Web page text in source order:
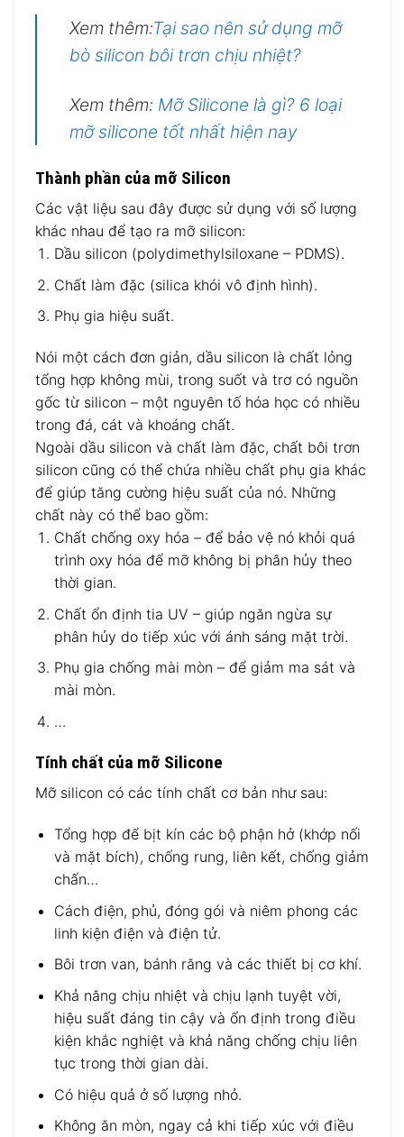
Xem thêm:Tại sao nên sử dụng mỡ
bò silicon bôi trơn chịu nhiệt?
Xem thêm: Mỡ Silicone là gì? 6 loại
mỡ silicone tốt nhất hiện nay
Thành phần của mỡ Silicon
Các vật liệu sau đây được sử dụng với số lượng
khác nhau để tạo ra mỡ silicon:
Dầu silicon (polydimethylsiloxane – PDMS).
Chất làm đặc (silica khói vô định hình).
Phụ gia hiệu suất.
Nói một cách đơn giản, dầu silicon là chất lỏng
tổng hợp không mùi, trong suốt và trơ có nguồn
gốc từ silicon – một nguyên tố hóa học có nhiều
trong đá, cát và khoáng chất.
Ngoài dầu silicon và chất làm đặc, chất bôi trơn
silicon cũng có thể chứa nhiều chất phụ gia khác
để giúp tăng cường hiệu suất của nó. Những
chất này có thể bao gồm:
Chất chống oxy hóa – để bảo vệ nó khỏi quá
trình oxy hóa để mỡ không bị phân hủy theo
thời gian.
Chất ổn định tia UV – giúp ngăn ngừa sự
phân hủy do tiếp xúc với ánh sáng mặt trời.
Phụ gia chống mài mòn – để giảm ma sát và
mài mòn.
…
Tính chất của mỡ Silicone
Mỡ silicon có các tính chất cơ bản như sau:
Tổng hợp để bịt kín các bộ phận hở (khớp nối
và mặt bích), chống rung, liên kết, chống giảm
chấn…
Cách điện, phủ, đóng gói và niêm phong các
linh kiện điện và điện tử.
Bôi trơn van, bánh răng và các thiết bị cơ khí.
Khả năng chịu nhiệt và chịu lạnh tuyệt vời,
hiệu suất đáng tin cậy và ổn định trong điều
kiện khắc nghiệt và khả năng chống chịu liên
tục trong thời gian dài.
Có hiệu quả ở số lượng nhỏ.
Không ăn mòn, ngay cả khi tiếp xúc với điều